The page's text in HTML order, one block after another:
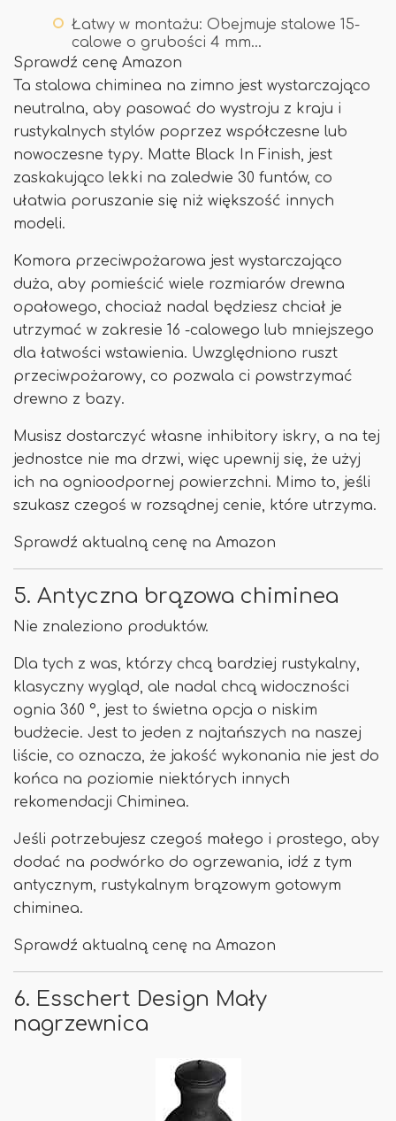
Łatwy w montażu: Obejmuje stalowe 15-
calowe o grubości 4 mm…
Sprawdź cenę Amazon
Ta stalowa chiminea na zimno jest wystarczająco
neutralna, aby pasować do wystroju z kraju i
rustykalnych stylów poprzez współczesne lub
nowoczesne typy. Matte Black In Finish, jest
zaskakująco lekki na zaledwie 30 funtów, co
ułatwia poruszanie się niż większość innych
modeli.
Komora przeciwpożarowa jest wystarczająco
duża, aby pomieścić wiele rozmiarów drewna
opałowego, chociaż nadal będziesz chciał je
utrzymać w zakresie 16 -calowego lub mniejszego
dla łatwości wstawienia. Uwzględniono ruszt
przeciwpożarowy, co pozwala ci powstrzymać
drewno z bazy.
Musisz dostarczyć własne inhibitory iskry, a na tej
jednostce nie ma drzwi, więc upewnij się, że użyj
ich na ognioodpornej powierzchni. Mimo to, jeśli
szukasz czegoś w rozsądnej cenie, które utrzyma.
Sprawdź aktualną cenę na Amazon
5. Antyczna brązowa chiminea
Nie znaleziono produktów.
Dla tych z was, którzy chcą bardziej rustykalny,
klasyczny wygląd, ale nadal chcą widoczności
ognia 360 °, jest to świetna opcja o niskim
budżecie. Jest to jeden z najtańszych na naszej
liście, co oznacza, że ​​jakość wykonania nie jest do
końca na poziomie niektórych innych
rekomendacji Chiminea.
Jeśli potrzebujesz czegoś małego i prostego, aby
dodać na podwórko do ogrzewania, idź z tym
antycznym, rustykalnym brązowym gotowym
chiminea.
Sprawdź aktualną cenę na Amazon
6. Esschert Design Mały
nagrzewnica